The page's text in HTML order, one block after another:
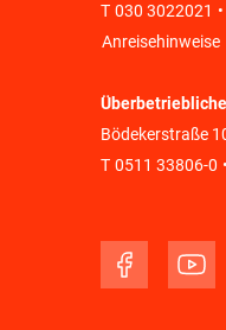
T 030 3022021
Anreisehinweise
Bödekerstraße
T 0511 33806-0